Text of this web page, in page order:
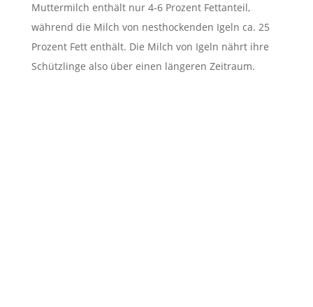
Muttermilch enthält nur 4-6 Prozent Fettanteil,
während die Milch von nesthockenden Igeln ca. 25
Prozent Fett enthält. Die Milch von Igeln nährt ihre
Schützlinge also über einen längeren Zeitraum.